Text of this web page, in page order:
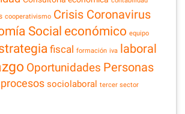
cooperativismo Crisis Coronavirus
Social económico equipo
fiscal formación iva laboral
Oportunidades Personas
procesos sociolaboral tercer sector